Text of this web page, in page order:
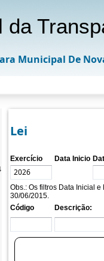
da
Municipal De
2033
Lei
Exercício Data Inicio
Obs.: Os filtros Data Inicial
30/06/2015.
Código
Descrição: